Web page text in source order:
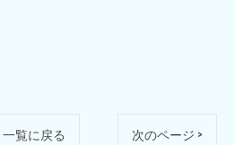
一覧に戻る 次のページ >